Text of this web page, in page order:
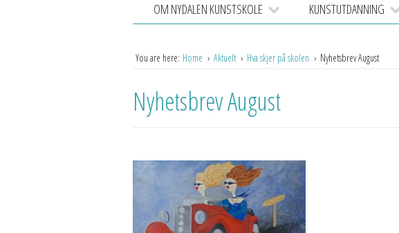
OM NYDALEN KUNSTSKOLE KUNSTUTDANNING
You are here: Home Aktuelt Hva skjer på skolen Nyhetsbrev August
Nyhetsbrev August